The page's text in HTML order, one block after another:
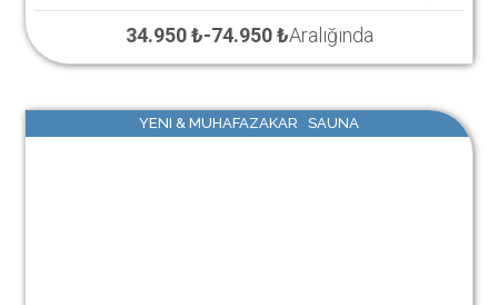
34.950 ₺-74.950 ₺Aralığında
YENI & MUHAFAZAKAR SAUNA